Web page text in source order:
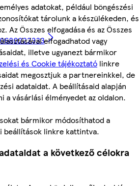
adatokat, például böngészési
tárolunk a készülékeden, és
Az Összes elfogadása és az Összes
elfogadhatod vagy
illetve ugyanezt bármikor
és Cookie tájékoztató linkre
megosztjuk a partnereinkkel, de
adataidat. A beállításaid alapján
a vásárlási élményedet az oldalon.
bármikor módosíthatod a
beállítások linkre kattintva.
a következő célokra